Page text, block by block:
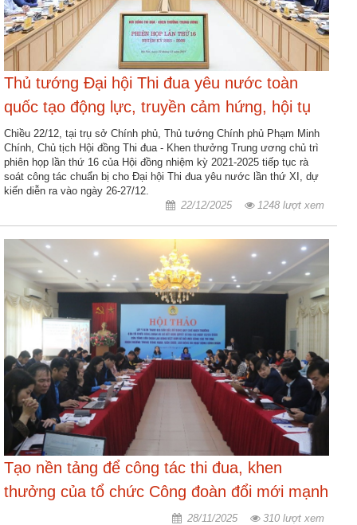
Thủ tướng Đại hội Thi đua yêu nước toàn
quốc tạo động lực, truyền cảm hứng, hội tụ
và lan tỏa tinh thần yêu nước
Chiều 22/12, tại trụ sở Chính phủ, Thủ tướng Chính phủ Phạm Minh
Chính, Chủ tịch Hội đồng Thi đua - Khen thưởng Trung ương chủ trì
phiên họp lần thứ 16 của Hội đồng nhiệm kỳ 2021-2025 tiếp tục rà
soát công tác chuẩn bị cho Đại hội Thi đua yêu nước lần thứ XI, dự
kiến diễn ra vào ngày 26-27/12.
22/12/2025
1248 lượt xem
Tạo nền tảng để công tác thi đua, khen
thưởng của tổ chức Công đoàn đổi mới mạnh
28/11/2025 310 lượt xem